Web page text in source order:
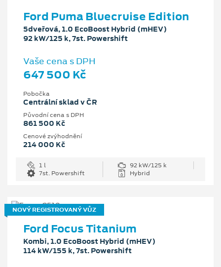
Ford Puma Bluecruise Edition
5dveřová, 1.0 EcoBoost Hybrid (mHEV)
92 kW/125 k, 7st. Powershift
Vaše cena s DPH
647 500 Kč
Pobočka
Centrální sklad v ČR
Původní cena s DPH
861 500 Kč
Cenové zvýhodnění
214 000 Kč
1 l
92 kW/125 k
7st. Powershift
Hybrid
NOVÝ REGISTROVANÝ VŮZ
Ford Focus Titanium
Kombi, 1.0 EcoBoost Hybrid (mHEV)
114 kW/155 k, 7st. Powershift